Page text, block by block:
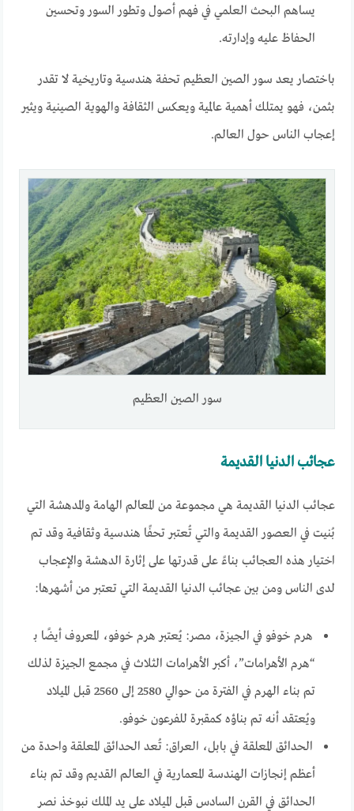
يساهم البحث العلمي في فهم أصول وتطور السور وتحسين
الحفاظ عليه وإدارته.
باختصار يعد سور الصين العظيم تحفة هندسية وتاريخية لا تقدر
بثمن، فهو يمتلك أهمية عالمية ويعكس الثقافة والهوية الصينية ويثير
إعجاب الناس حول العالم.
سور الصين العظيم
عجائب الدنيا القديمة
عجائب الدنيا القديمة هي مجموعة من المعالم الهامة والمدهشة التي
بُنيت في العصور القديمة والتي تُعتبر تحفًا هندسية وثقافية وقد تم
اختيار هذه العجائب بناءً على قدرتها على إثارة الدهشة والإعجاب
لدى الناس ومن بين عجائب الدنيا القديمة التي تعتبر من أشهرها:
هرم خوفو في الجيزة، مصر: يُعتبر هرم خوفو، المعروف أيضًا بـ
“هرم الأهرامات”، أكبر الأهرامات الثلاث في مجمع الجيزة لذلك
تم بناء الهرم في الفترة من حوالي 2580 إلى 2560 قبل الميلاد
ويُعتقد أنه تم بناؤه كمقبرة للفرعون خوفو.
الحدائق المعلقة في بابل، العراق: تُعد الحدائق المعلقة واحدة من
أعظم إنجازات الهندسة المعمارية في العالم القديم وقد تم بناء
الحدائق في القرن السادس قبل الميلاد على يد الملك نبوخذ نصر